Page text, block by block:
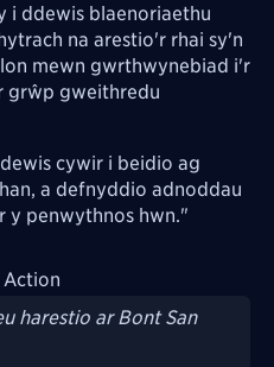
i ddewis blaenoriaethu
na arestio'r rhai sy'n
mewn gwrthwynebiad i'r
grŵp gweithredu
cywir i beidio ag
a defnyddio adnoddau
y penwythnos hwn."
harestio ar Bont San